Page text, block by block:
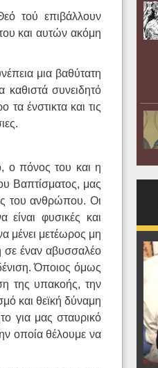
τού επιβάλλουν
και αυτών ακόμη
μια βαθύτατη
συνειδητό
ένστικτα και τις
ο πόνος του και η
Βαπτίσματος, μας
του ανθρώπου. Οι
φυσικές και
μένει μετέωρος μη
σε έναν αβυσσαλέο
Όποιος όμως
της υπακοής, την
και θεϊκή δύναμη
για μας σταυρικό
οποία θέλουμε να